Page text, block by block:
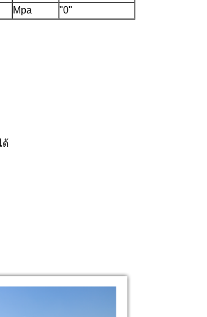
Mpa "0"
ด้